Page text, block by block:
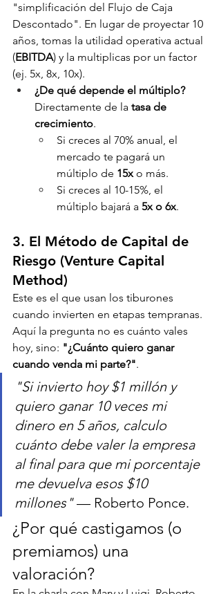
"simplificación del Flujo de Caja
Descontado". En lugar de proyectar 10
años, tomas la utilidad operativa actual
(EBITDA) y la multiplicas por un factor
(ej. 5x, 8x, 10x).
¿De qué depende el múltiplo?
Directamente de la tasa de
crecimiento.
Si creces al 70% anual, el
mercado te pagará un
múltiplo de 15x o más.
Si creces al 10-15%, el
múltiplo bajará a 5x o 6x.
3. El Método de Capital de
Riesgo (Venture Capital
Method)
Este es el que usan los tiburones
cuando invierten en etapas tempranas.
Aquí la pregunta no es cuánto vales
hoy, sino: "¿Cuánto quiero ganar
cuando venda mi parte?".
"Si invierto hoy $1 millón y
quiero ganar 10 veces mi
dinero en 5 años, calculo
cuánto debe valer la empresa
al final para que mi porcentaje
me devuelva esos $10
millones" — Roberto Ponce.
¿Por qué castigamos (o
premiamos) una
valoración?